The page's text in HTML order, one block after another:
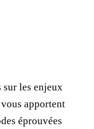
sur les enjeux
apportent
éprouvées